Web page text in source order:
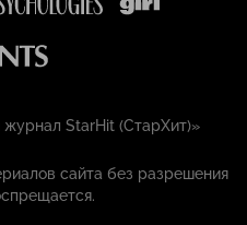
StarHit (СтарХит)»
сайта без разрешения